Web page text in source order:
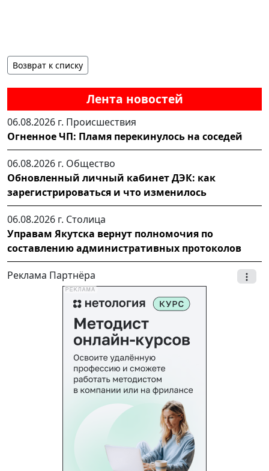
Лента новостей
06.08.2026 г. Происшествия
Огненное ЧП: Пламя перекинулось на соседей
06.08.2026 г. Общество
Обновленный личный кабинет ДЭК: как
зарегистрироваться и что изменилось
06.08.2026 г. Столица
Управам Якутска вернут полномочия по
составлению административных протоколов
Реклама Партнёра
Возврат к списку